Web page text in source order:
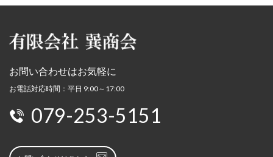
お問い合わせはお気軽に
お電話対応時間：平日 9:00～17:00
079-253-5151